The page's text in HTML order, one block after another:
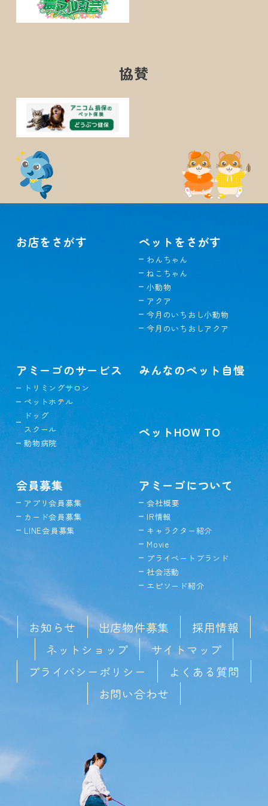
協賛
お店をさがす ペットをさがす
わんちゃん
ねこちゃん
小動物
アクア
今月のいちおし小動物
今月のいちおしアクア
アミーゴのサービス
トリミングサロン
ペットホテル
ドッグ
スクール
動物病院
みんなのペット自慢
ペットHOW TO
会員募集
アプリ会員募集
カード会員募集
LINE会員募集
アミーゴについて
会社概要
IR情報
キャラクター紹介
Movie
プライベートブランド
社会活動
エピソード紹介
お知らせ 出店物件募集
採用情報
ネットショップ
サイトマップ
プライバシーポリシー
よくある質問
お問い合わせ